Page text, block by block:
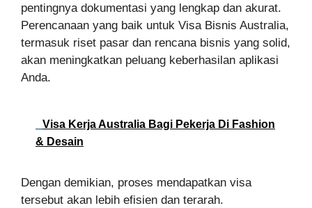
pentingnya dokumentasi yang lengkap dan akurat.
Perencanaan yang baik untuk Visa Bisnis Australia,
termasuk riset pasar dan rencana bisnis yang solid,
akan meningkatkan peluang keberhasilan aplikasi
Anda.
Visa Kerja Australia Bagi Pekerja Di Fashion
& Desain
Dengan demikian, proses mendapatkan visa
tersebut akan lebih efisien dan terarah.